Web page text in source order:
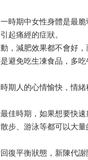
時期中女性身體是最
起痛經的症狀。
，減肥效果都不會好
避免吃生凍食品，多
期人的心情愉快，情
佳時期，如果想要快
步、游泳等都可以大
復平衡狀態，新陳代